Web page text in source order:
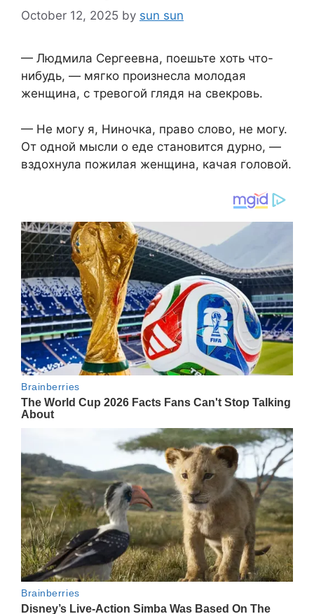
October 12, 2025 by sun sun
— Людмила Сергеевна, поешьте хоть что-
нибудь, — мягко произнесла молодая
женщина, с тревогой глядя на свекровь.
— Не могу я, Ниночка, право слово, не могу.
От одной мысли о еде становится дурно, —
вздохнула пожилая женщина, качая головой.